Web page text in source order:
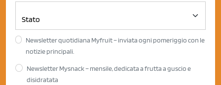
Newsletter quotidiana Myfruit – inviata ogni pomeriggio con le
notizie principali.
Newsletter Mysnack – mensile, dedicata a frutta a guscio e
disidratata